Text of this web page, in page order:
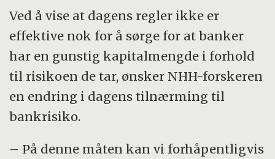
Ved å vise at dagens regler ikke er
effektive nok for å sørge for at banker
har en gunstig kapitalmengde i forhold
til risikoen de tar, ønsker NHH-forskeren
en endring i dagens tilnærming til
bankrisiko.
– På denne måten kan vi forhåpentligvis